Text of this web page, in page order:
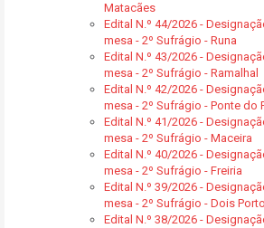
Matacães
Edital N.º 44/2026 -
mesa - 2º Sufrágio - Runa
Edital N.º 43/2026 -
mesa - 2º Sufrágio - Ramalhal
Edital N.º 42/2026 -
mesa - 2º Sufrágio - Ponte do
Edital N.º 41/2026 -
mesa - 2º Sufrágio - Maceira
Edital N.º 40/2026 -
mesa - 2º Sufrágio - Freiria
Edital N.º 39/2026 -
mesa - 2º Sufrágio - Dois
Edital N.º 38/2026 -